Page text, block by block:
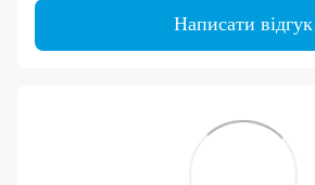
Написати відгук